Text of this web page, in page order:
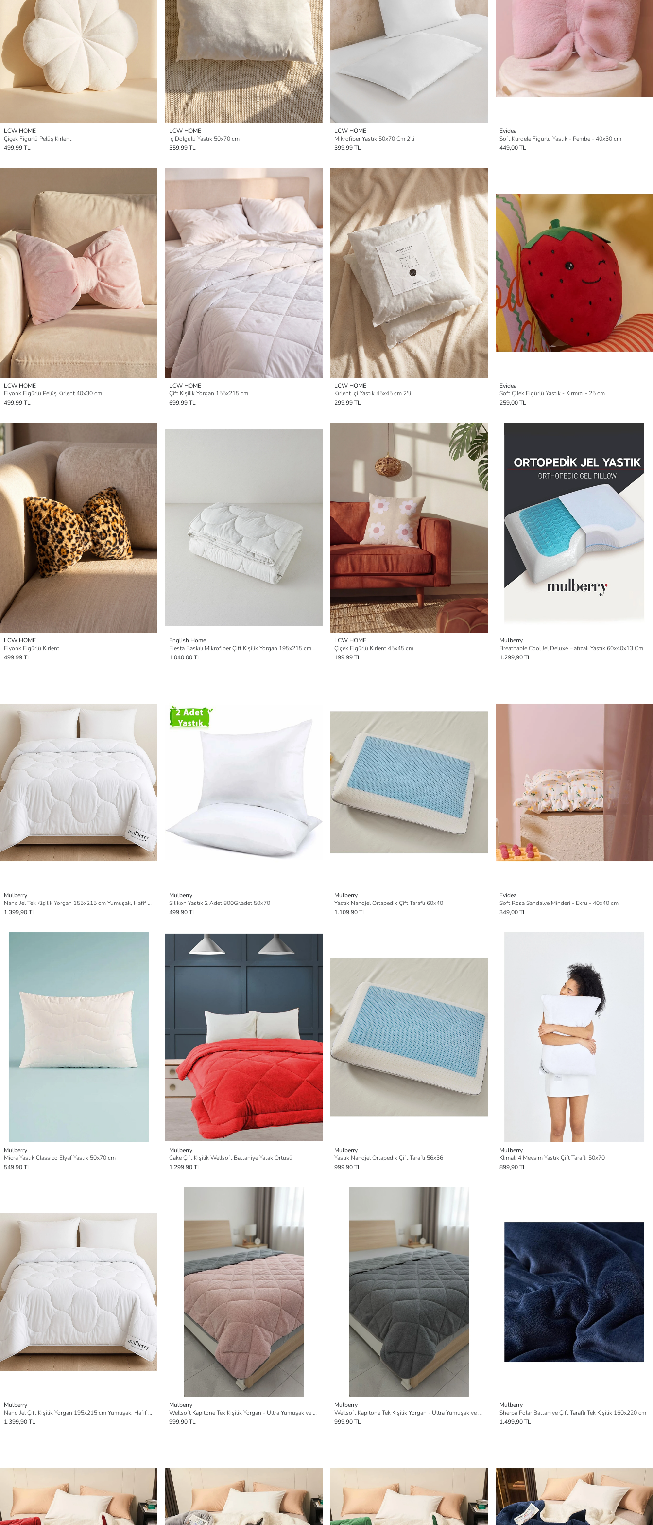
LCW HOME
Çiçek Figürlü Pelüş Kırlent
499,99 TL
LCW HOME
İç Dolgulu Yastık 50x70 cm
359,99 TL
LCW HOME
Mikrofiber Yastık 50x70 Cm 2'li
399,99 TL
Evidea
Soft Kurdele Figürlü Yastık - Pembe - 40x30 cm
449,00 TL
LCW HOME
Fiyonk Figürlü Pelüş Kırlent 40x30 cm
499,99 TL
LCW HOME
Çift Kişilik Yorgan 155x215 cm
699,99 TL
LCW HOME
Kırlent İçi Yastık 45x45 cm 2'li
299,99 TL
Evidea
Soft Çilek Figürlü Yastık - Kırmızı - 25 cm
259,00 TL
LCW HOME
Fiyonk Figürlü Kırlent
499,99 TL
English Home
Fiesta Baskılı Mikrofiber Çift Kişilik Yorgan 195x215 cm Taş Rengi
1.040,00 TL
LCW HOME
Çiçek Figürlü Kırlent 45x45 cm
199,99 TL
Mulberry
Breathable Cool Jel Deluxe Hafızalı Yastık 60x40x13 Cm
1.299,90 TL
Mulberry
Nano Jel Tek Kişilik Yorgan 155x215 cm Yumuşak, Hafif ve Nefes Alabilir | 4 Mevsim Kullanıma Uygun
1.399,90 TL
Mulberry
Silikon Yastık 2 Adet 800Gr/adet 50x70
499,90 TL
Mulberry
Yastık Nanojel Ortapedik Çift Taraflı 60x40
1.109,90 TL
Evidea
Soft Rosa Sandalye Minderi - Ekru - 40x40 cm
349,00 TL
Mulberry
Micra Yastık Classico Elyaf Yastık 50x70 cm
549,90 TL
Mulberry
Cake Çift Kişilik Wellsoft Battaniye Yatak Örtüsü
1.299,90 TL
Mulberry
Yastık Nanojel Ortapedik Çift Taraflı 56x36
999,90 TL
Mulberry
Klimalı 4 Mevsim Yastık Çift Taraflı 50x70
899,90 TL
Mulberry
Nano Jel Çift Kişilik Yorgan 195x215 cm Yumuşak, Hafif ve Nefes Alabilir | 4 Mevsim Kullanıma Uygun
1.399,90 TL
Mulberry
Wellsoft Kapitone Tek Kişilik Yorgan - Ultra Yumuşak ve Sıcak Tutucu Yorgan
999,90 TL
Mulberry
Wellsoft Kapitone Tek Kişilik Yorgan - Ultra Yumuşak ve Sıcak Tutucu Yorgan
999,90 TL
Mulberry
Sherpa Polar Battaniye Çift Taraflı Tek Kişilik 160x220 cm
1.499,90 TL